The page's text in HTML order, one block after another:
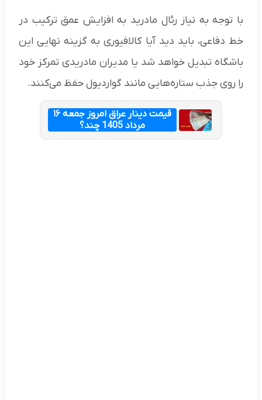
با توجه به نیاز رئال مادرید به افزایش عمق ترکیب در
خط دفاعی، باید دید آیا کالافیوری به گزینه نهایی این
باشگاه تبدیل خواهد شد یا مدیران مادریدی تمرکز خود
را روی جذب ستاره‌هایی مانند گواردیول حفظ می‌کنند.
قیمت دینار عراق امروز جمعه ۱۶
مرداد 1405 چند؟